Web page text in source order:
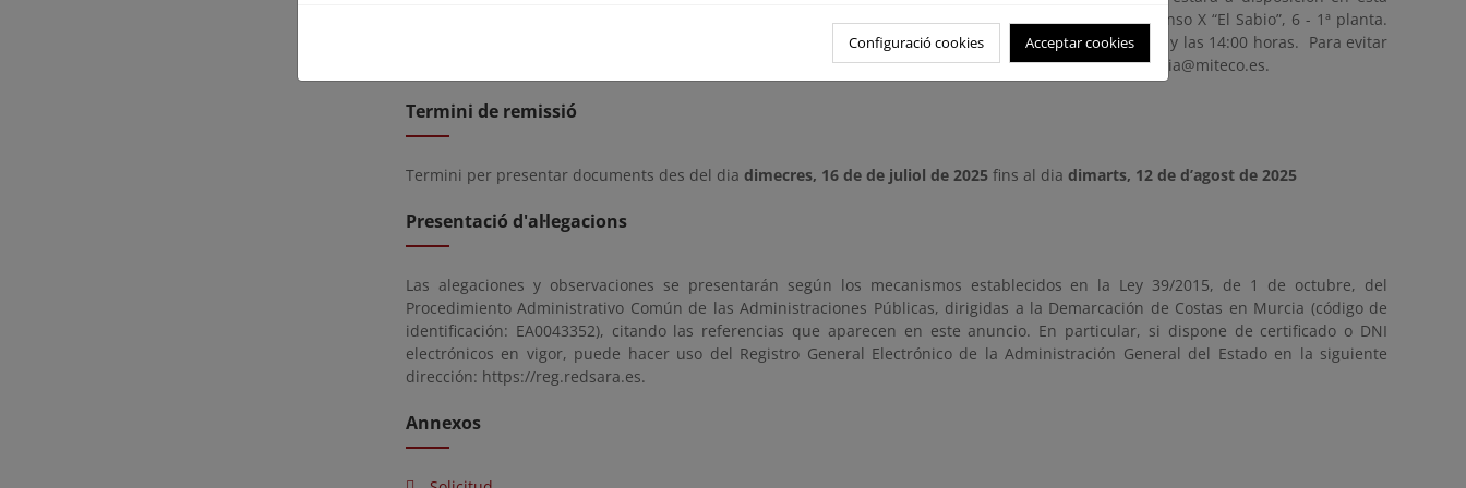
página, así como en las oficinas de esta Demarcación de Costas en Murcia (ubicadas en Gran Vía Alfonso X “El Sabio”, 6 - 1ª planta.
Edificio de Servicios Múltiples. 30008. Murcia), en días hábiles y en horario comprendido entre las 9:00 y las 14:00 horas. Para evitar
esperas innecesarias puede solicitar cita previa través de la dirección de correo electrónico bzn-dcmurcia@miteco.es.
Termini de remissió
Termini per presentar documents des del dia dimecres, 16 de de juliol de 2025 fins al dia dimarts, 12 de d’agost de 2025
Presentació d'al·legacions
Las alegaciones y observaciones se presentarán según los mecanismos establecidos en la Ley 39/2015, de 1 de octubre, del
Procedimiento Administrativo Común de las Administraciones Públicas, dirigidas a la Demarcación de Costas en Murcia (código de
identificación: EA0043352), citando las referencias que aparecen en este anuncio. En particular, si dispone de certificado o DNI
electrónicos en vigor, puede hacer uso del Registro General Electrónico de la Administración General del Estado en la siguiente
dirección: https://reg.redsara.es.
Annexos
Configuració cookies Acceptar cookies